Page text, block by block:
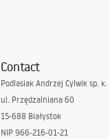
Contact
Podlasiak Andrzej Cylwik sp. k.
ul. Przędzalniana 60
15-688 Białystok
NIP 966-216-01-21